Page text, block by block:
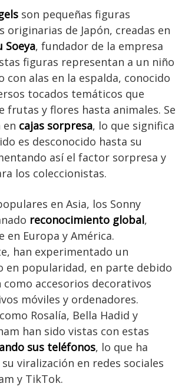
son pequeñas figuras
originarias de Japón, creadas en
Soeya, fundador de la empresa
figuras representan a un niño
con alas en la espalda, conocido
tocados temáticos que
frutas y flores hasta animales. Se
en cajas sorpresa, lo que significa
es desconocido hasta su
así el factor sorpresa y
los coleccionistas.
en Asia, los Sonny
reconocimiento global,
en Europa y América.
han experimentado un
en popularidad, en parte debido
como accesorios decorativos
móviles y ordenadores.
Rosalía, Bella Hadid y
han sido vistas con estas
sus teléfonos, lo que ha
viralización en redes sociales
y TikTok.